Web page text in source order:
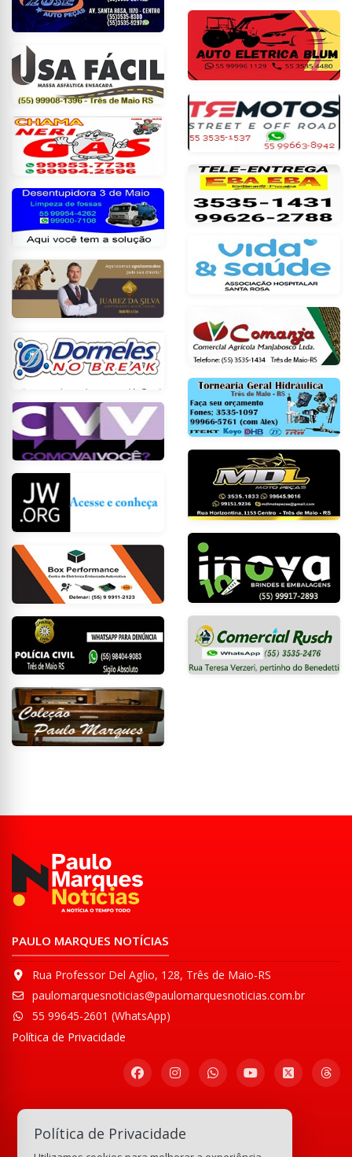
PAULO MARQUES NOTÍCIAS
Rua Professor Del Aglio, 128, Três de Maio-RS
paulomarquesnoticias@paulomarquesnoticias.com.br
55 99645-2601 (WhatsApp)
Política de Privacidade
Comunidade WhatsApp
Política de Privacidade